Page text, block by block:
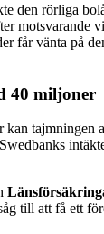
den rörliga
motsvarande
får vänta på
40 miljoner
kan tajmningen
till att få ett